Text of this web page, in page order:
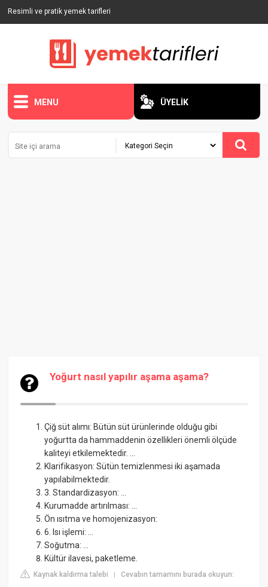
Resimli ve pratik yemek tarifleri
MENU ÜYELİK
Yoğurt nasıl yapılır aşama aşama?
Çiğ süt alımı: Bütün süt ürünlerinde olduğu gibi
yoğurtta da hammaddenin özellikleri önemli ölçüde
kaliteyi etkilemektedir. ...
Klarifikasyon: Sütün temizlenmesi iki aşamada
yapılabilmektedir.
3. Standardizasyon: ...
Kurumadde artırılması: ...
Ön ısıtma ve homojenizasyon:
6. Isı işlemi: ...
Soğutma: ...
Kültür ilavesi, paketleme.
Kaynak kaldırma talebi |Cevabın tamamını burada okuyun: